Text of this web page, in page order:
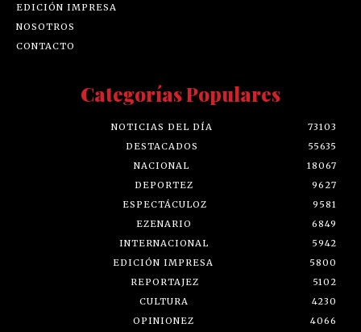
EDICIÓN IMPRESA
NOSOTROS
CONTACTO
Categorías Populares
NOTICIAS DEL DÍA
73103
DESTACADOS
55635
NACIONAL
18067
DEPORTEZ
9627
ESPECTÁCULOZ
9581
EZENARIO
6849
INTERNACIONAL
5942
EDICIÓN IMPRESA
5800
REPORTAJEZ
5102
CULTURA
4230
OPINIONEZ
4066